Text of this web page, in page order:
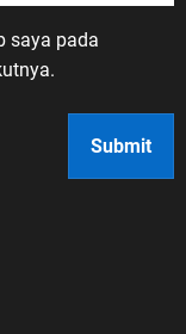
saya pada